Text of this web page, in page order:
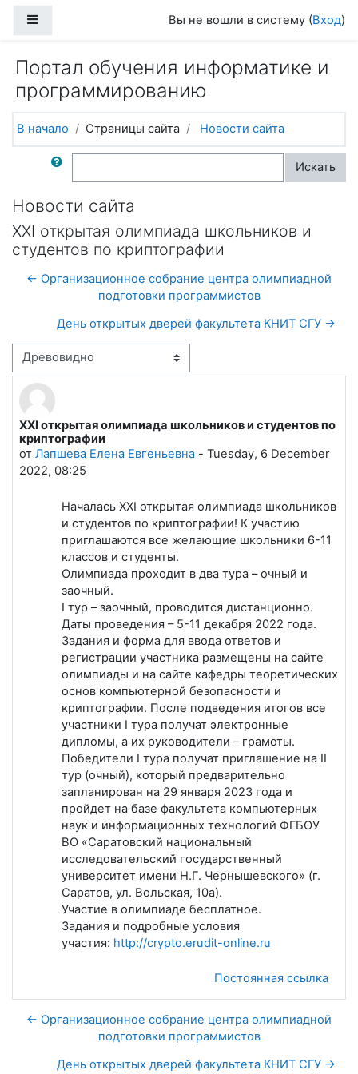
Вы не вошли в систему (Вход)
Портал обучения информатике и
программированию
В начало Страницы сайта Новости сайта
Поиск по форумам Искать
Новости сайта
XXI открытая олимпиада школьников и
студентов по криптографии
← Организационное собрание центра олимпиадной
подготовки программистов
День открытых дверей факультета КНИТ СГУ →
Режим отображения
XXI открытая олимпиада школьников и студентов по
криптографии
от Лапшева Елена Евгеньевна - Tuesday, 6 December
2022, 08:25
Количество ответов: 0
Началась XXI открытая олимпиада школьников
и студентов по криптографии! К участию
приглашаются все желающие школьники 6-11
классов и студенты.
Олимпиада проходит в два тура – очный и
заочный.
I тур – заочный, проводится дистанционно.
Даты проведения – 5-11 декабря 2022 года.
Задания и форма для ввода ответов и
регистрации участника размещены на сайте
олимпиады и на сайте кафедры теоретических
основ компьютерной безопасности и
криптографии. После подведения итогов все
участники I тура получат электронные
дипломы, а их руководители – грамоты.
Победители I тура получат приглашение на II
тур (очный), который предварительно
запланирован на 29 января 2023 года и
пройдет на базе факультета компьютерных
наук и информационных технологий ФГБОУ
ВО «Саратовский национальный
исследовательский государственный
университет имени Н.Г. Чернышевского» (г.
Саратов, ул. Вольская, 10а).
Участие в олимпиаде бесплатное.
Задания и подробные условия
участия: http://crypto.erudit-online.ru
Постоянная ссылка
← Организационное собрание центра олимпиадной
подготовки программистов
День открытых дверей факультета КНИТ СГУ →